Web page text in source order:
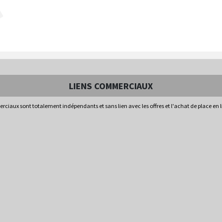
LIENS COMMERCIAUX
sont totalement indépendants et sans lien avec les offres et l'achat de place en